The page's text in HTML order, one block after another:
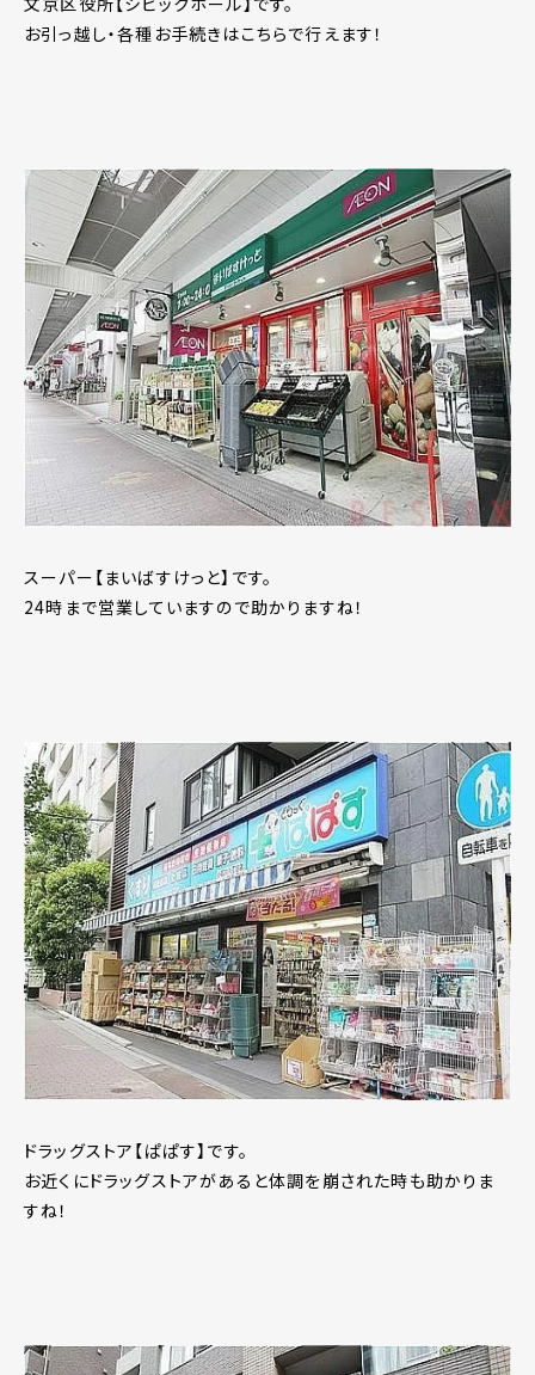
お引っ越し・各種お手続きはこちらで行えます！
スーパー【まいばすけっと】です。
24時まで営業していますので助かりますね！
ドラッグストア【ぱぱす】です。
お近くにドラッグストアがあると体調を崩された時も助かりま
すね！